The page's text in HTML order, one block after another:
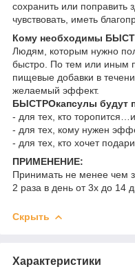
сохранить или поправить
чувствовать, иметь
Кому необходимы
Людям, которым нужно
быстро. По тем или иным
пищевые добавки в
желаемый эффект.
БЫСТРОкапсулы будут
- для тех, кто
- для тех, кому нужен
- для тех, кто хочет
ПРИМЕНЕНИЕ:
Принимать не менее чем
2 раза в день от 3х до 14
Скрыть
Характеристики